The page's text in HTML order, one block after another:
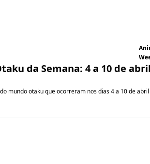
da Semana: 4 a 10 de
mundo otaku que ocorreram nos dias 4 a 10 de